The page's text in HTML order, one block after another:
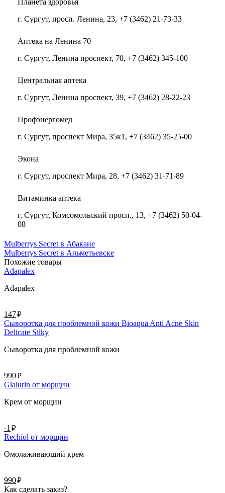
Планета здоровья
г. Сургут, просп. Ленина, 23, +7 (3462) 21-73-33
Аптека на Ленина 70
г. Сургут, Ленина проспект, 70, +7 (3462) 345-100
Центральная аптека
г. Сургут, Ленина проспект, 39, +7 (3462) 28-22-23
Профэнергомед
г. Сургут, проспект Мира, 35к1, +7 (3462) 35-25-00
Экона
г. Сургут, проспект Мира, 28, +7 (3462) 31-71-89
Витаминка аптека
г. Сургут, Комсомольский просп., 13, +7 (3462) 50-04-
08
Mulberrys Secret в Абакане
Mulberrys Secret в Альметьевске
Похожие товары
Adapalex
Adapalex
147руб.
Сыворотка для проблемной кожи Bioaqua Anti Acne Skin
Delicate Silky
Сыворотка для проблемной кожи
990руб.
Gialurin от морщин
Крем от морщин
-1 руб.
Rechiol от морщин
Омолаживающий крем
990руб.
Как сделать заказ?